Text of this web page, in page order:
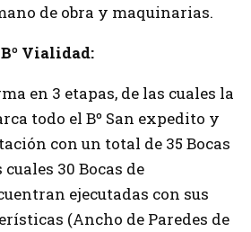
de obra y maquinarias.
Vialidad:
en 3 etapas, de las cuales la
todo el Bº San expedito y
con un total de 35 Bocas
30 Bocas de
ejecutadas con sus
(Ancho de Paredes de